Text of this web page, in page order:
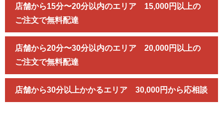
店舗から15分〜20分以内のエリア 15,000円以上の
ご注文で無料配達
店舗から20分〜30分以内のエリア 20,000円以上の
ご注文で無料配達
店舗から30分以上かかるエリア 30,000円から応相談